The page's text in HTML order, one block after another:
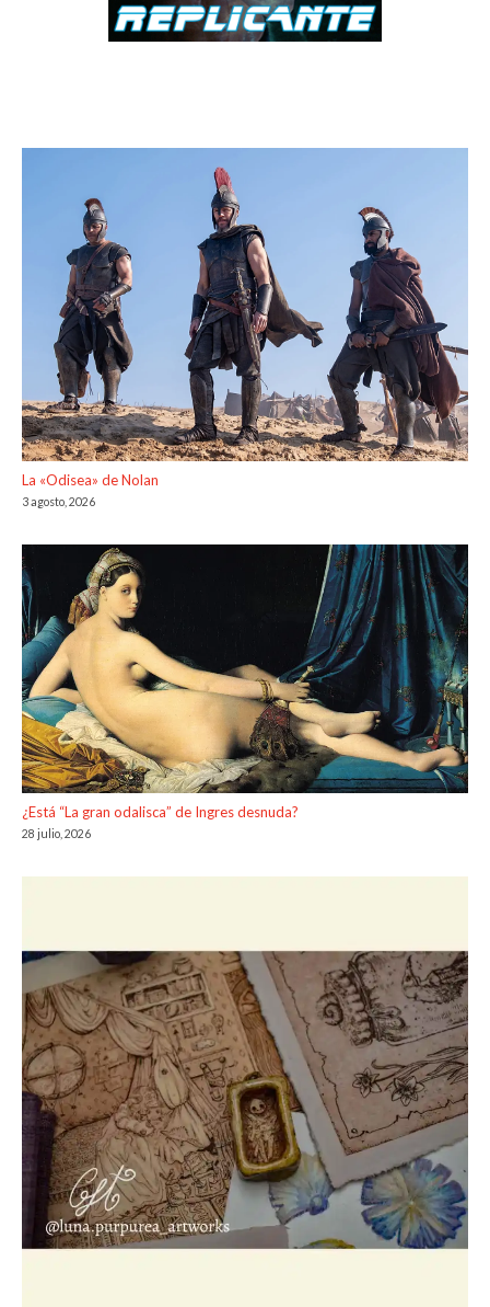
La «Odisea» de Nolan
3 agosto, 2026
¿Está “La gran odalisca” de Ingres desnuda?
28 julio, 2026